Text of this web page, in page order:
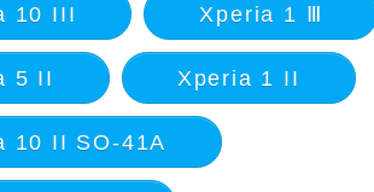
10 III Xperia 1 Ⅲ
5 II Xperia 1 II
10 II SO-41A